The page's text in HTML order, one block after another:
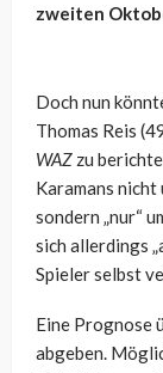
zweiten
Doch nun
Thomas Reis
WAZ zu
Karamans nicht
sondern „nur“
sich allerdings
Spieler selbst
Eine Prognose
abgeben.